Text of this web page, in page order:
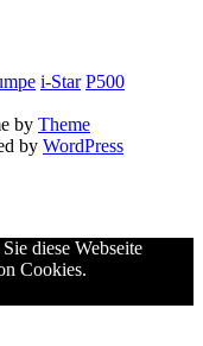
i-Star P500
by Theme
by WordPress
diese Webseite
Cookies.